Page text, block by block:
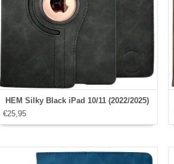
HEM Silky Black iPad 10/11 (2022/2025)
€25,95